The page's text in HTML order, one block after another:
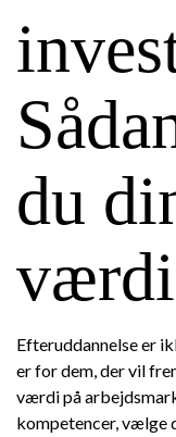
du
værdi
Efteruddannelse er
er for dem, der vil
værdi på
kompetencer, vælge